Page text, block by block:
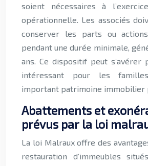
soient nécessaires à
opérationnelle. Les associés
conserver les parts ou
pendant une durée minimale,
ans. Ce dispositif peut s’avérer
intéressant pour les
important patrimoine immobilier
Abattements et
prévus par la loi
La loi Malraux offre des
restauration d’immeubles